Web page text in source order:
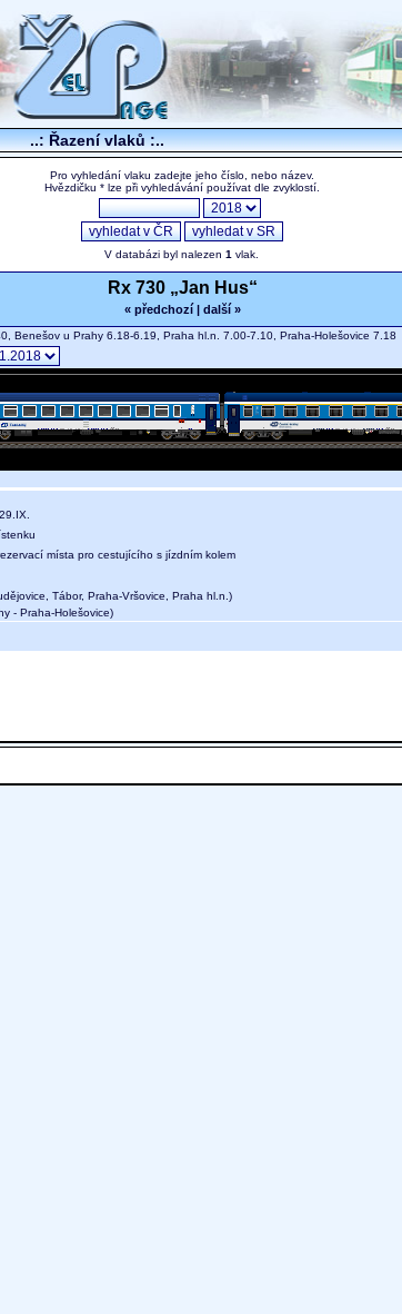
..: Řazení vlaků :..
Pro vyhledání vlaku zadejte jeho číslo, nebo název.
Hvězdičku * lze při vyhledávání používat dle zvyklostí.
V databázi byl nalezen 1 vlak.
Rx 730 „Jan Hus“
« předchozí| další »
Benešov u Prahy 6.18-6.19, Praha hl.n. 7.00-7.10, Praha-Holešovice 7.18
místa pro cestujícího s jízdním kolem
Tábor, Praha-Vršovice, Praha hl.n.)
- Praha-Holešovice)